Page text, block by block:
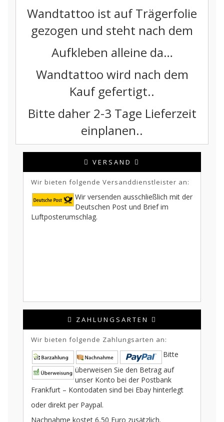
Wandtattoo ist auf Trägerfolie
gezogen und steht nach dem
Aufkleben alleine da…
Wandtattoo wird nach dem
Kauf gefertigt..
Bitte daher 2-3 Tage Lieferzeit
einplanen..
VERSAND
Wir bieten folgende Versanddienstleister an:
Wir versenden ausschließlich mit der
Deutschen Post und Brief im
Luftposterumschlag.
ZAHLUNGSARTEN
Wir bieten folgende Zahlungsarten an:
Bitte
überweisen Sie den Betrag auf
unser Konto bei der Postbank
Frankfurt – Kontodaten sind bei Ebay hinterlegt
oder direkt per Paypal.
Nachnahme kostet 6,50 Euro zusätzlich.